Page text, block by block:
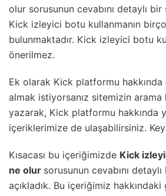
olur sorusunun cevabını detaylı bir
Kick izleyici botu kullanmanın
bulunmaktadır. Kick izleyici botu
önerilmez.
Ek olarak Kick platformu hakkında
almak istiyorsanız sitemizin arama
yazarak, Kick platformu hakkında
içeriklerimize de ulaşabilirsiniz.
Kısacası bu içeriğimizde Kick
ne olur sorusunun cevabını
açıkladık. Bu içeriğimiz